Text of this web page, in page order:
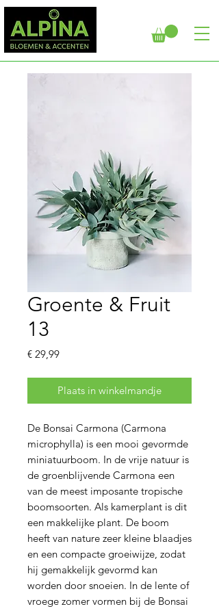
Groente & Fruit
13
€ 29,99Prijs
Plaats in winkelmandje
De Bonsai Carmona (Carmona
microphylla) is een mooi gevormde
miniatuurboom. In de vrije natuur is
de groenblijvende Carmona een
van de meest imposante tropische
boomsoorten. Als kamerplant is dit
een makkelijke plant. De boom
heeft van nature zeer kleine blaadjes
en een compacte groeiwijze, zodat
hij gemakkelijk gevormd kan
worden door snoeien. In de lente of
vroege zomer vormen bij de Bonsai